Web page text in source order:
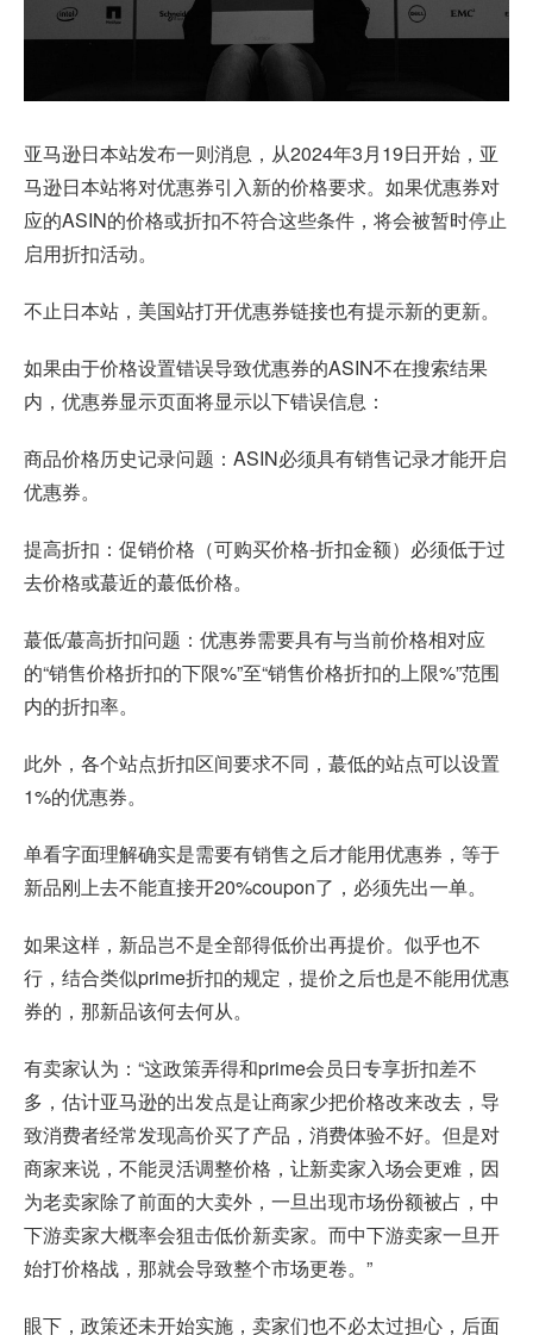
亚马逊日本站发布一则消息，从2024年3月19日开始，亚
马逊日本站将对优惠券引入新的价格要求。如果优惠券对
应的ASIN的价格或折扣不符合这些条件，将会被暂时停止
启用折扣活动。
不止日本站，美国站打开优惠券链接也有提示新的更新。
如果由于价格设置错误导致优惠券的ASIN不在搜索结果
内，优惠券显示页面将显示以下错误信息：
商品价格历史记录问题：ASIN必须具有销售记录才能开启
优惠券。
提高折扣：促销价格（可购买价格-折扣金额）必须低于过
去价格或蕞近的蕞低价格。
蕞低/蕞高折扣问题：优惠券需要具有与当前价格相对应
的“销售价格折扣的下限%”至“销售价格折扣的上限%”范围
内的折扣率。
此外，各个站点折扣区间要求不同，蕞低的站点可以设置
1%的优惠券。
单看字面理解确实是需要有销售之后才能用优惠券，等于
新品刚上去不能直接开20%coupon了，必须先出一单。
如果这样，新品岂不是全部得低价出再提价。似乎也不
行，结合类似prime折扣的规定，提价之后也是不能用优惠
券的，那新品该何去何从。
有卖家认为：“这政策弄得和prime会员日专享折扣差不
多，估计亚马逊的出发点是让商家少把价格改来改去，导
致消费者经常发现高价买了产品，消费体验不好。但是对
商家来说，不能灵活调整价格，让新卖家入场会更难，因
为老卖家除了前面的大卖外，一旦出现市场份额被占，中
下游卖家大概率会狙击低价新卖家。而中下游卖家一旦开
始打价格战，那就会导致整个市场更卷。”
眼下，政策还未开始实施，卖家们也不必太过担心，后面